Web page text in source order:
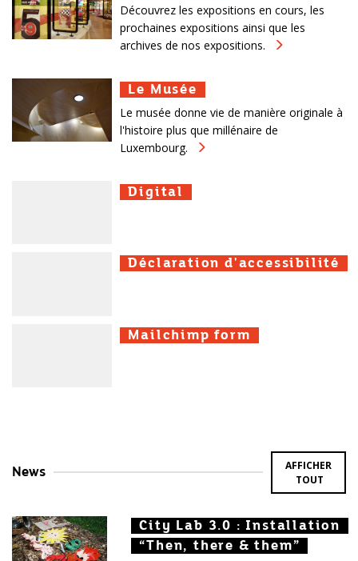
Découvrez les expositions en cours, les
prochaines expositions ainsi que les
archives de nos expositions.
Le Musée
Le Musée
Le Musée
Le musée donne vie de manière originale à
l'histoire plus que millénaire de
Luxembourg.
Digital
Digital
Digital
Déclaration d'accessibilité
Déclaration d'accessibilité
Déclaration d'accessibilité
Mailchimp form
Mailchimp form
Mailchimp form
News
AFFICHER
TOUT
City Lab 3.0 : Installation
“Then, there & them”
City Lab 3.0 : Installation
“Then, there & them”
City Lab 3.0 : Installation
“Then, there & them”